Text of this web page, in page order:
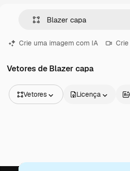
Crie uma imagem com IA
Vetores de Blazer capa
Vetores
Vídeos
Licença